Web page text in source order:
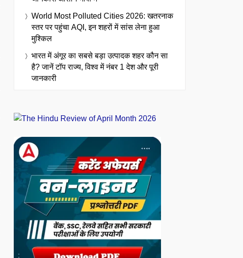
World Most Polluted Cities 2026: खतरनाक
स्तर पर पहुंचा AQI, इन शहरों में सांस लेना हुआ
मुश्किल
भारत में अंगूर का सबसे बड़ा उत्पादक शहर कौन सा
है? जानें टॉप राज्य, विश्व में नंबर 1 देश और पूरी
जानकारी